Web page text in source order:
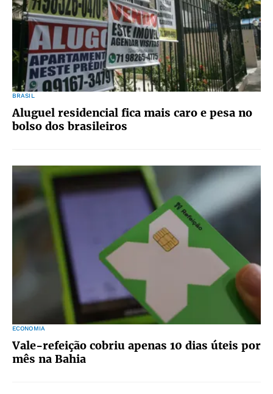
BRASIL
Aluguel residencial fica mais caro e pesa no
bolso dos brasileiros
ECONOMIA
Vale-refeição cobriu apenas 10 dias úteis por
mês na Bahia